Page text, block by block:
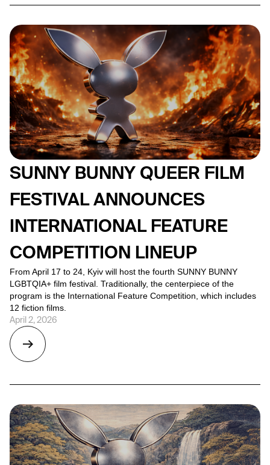
SUNNY BUNNY QUEER FILM
FESTIVAL ANNOUNCES
INTERNATIONAL FEATURE
COMPETITION LINEUP
From April 17 to 24, Kyiv will host the fourth SUNNY BUNNY
LGBTQIA+ film festival. Traditionally, the centerpiece of the
program is the International Feature Competition, which includes
12 fiction films.
April 2, 2026